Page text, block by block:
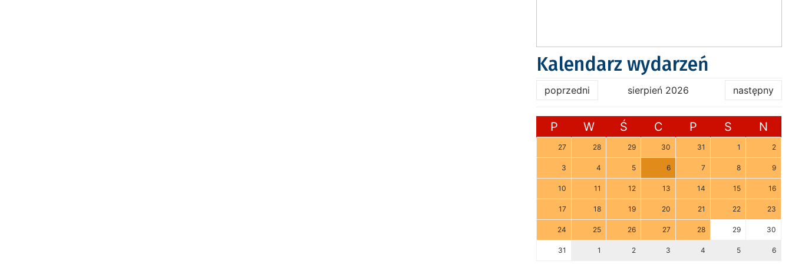
Kalendarz wydarzeń
poprzedni sierpień 2026 następny
P W Ś C P S N
27 28 29 30 31 1 2
3 4 5 6 7 8 9
10 11 12 13 14 15 16
17 18 19 20 21 22 23
24 25 26 27 28 29 30
31 1 2 3 4 5 6